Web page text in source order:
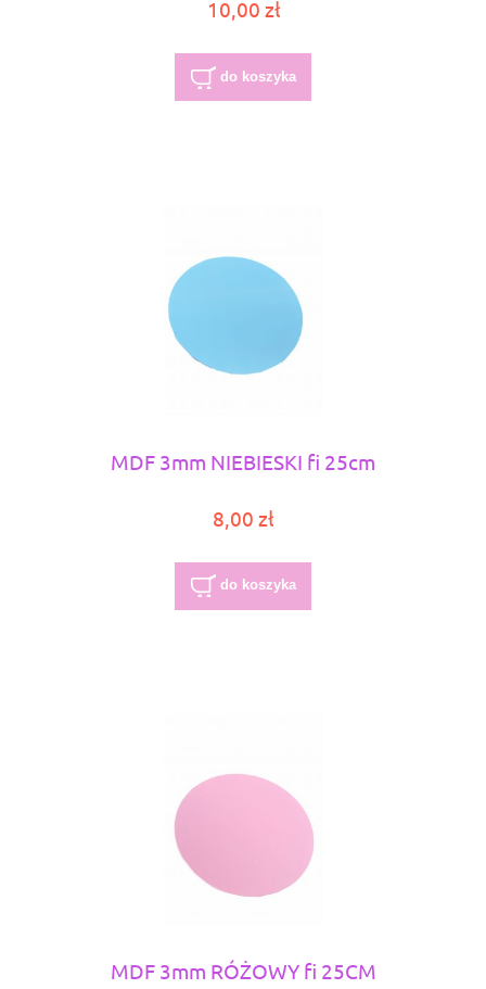
10,00 zł
do koszyka
MDF 3mm NIEBIESKI fi 25cm
8,00 zł
do koszyka
MDF 3mm RÓŻOWY fi 25CM